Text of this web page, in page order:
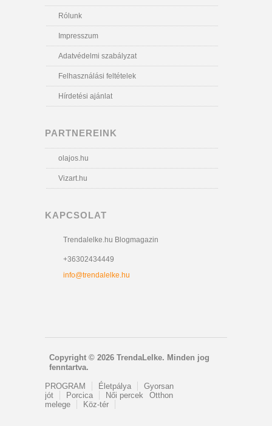
Rólunk
Impresszum
Adatvédelmi szabályzat
Felhasználási feltételek
Hírdetési ajánlat
PARTNEREINK
olajos.hu
Vizart.hu
KAPCSOLAT
Trendalelke.hu Blogmagazin
+36302434449
info@trendalelke.hu
Copyright © 2026 TrendaLelke. Minden jog
fenntartva.
PROGRAM Életpálya
Gyorsan
jót
Porcica Női percek
Otthon
melege
Köz-tér